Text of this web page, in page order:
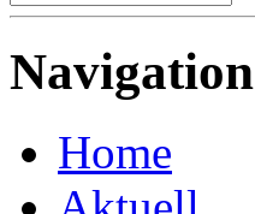
Navigation
Home